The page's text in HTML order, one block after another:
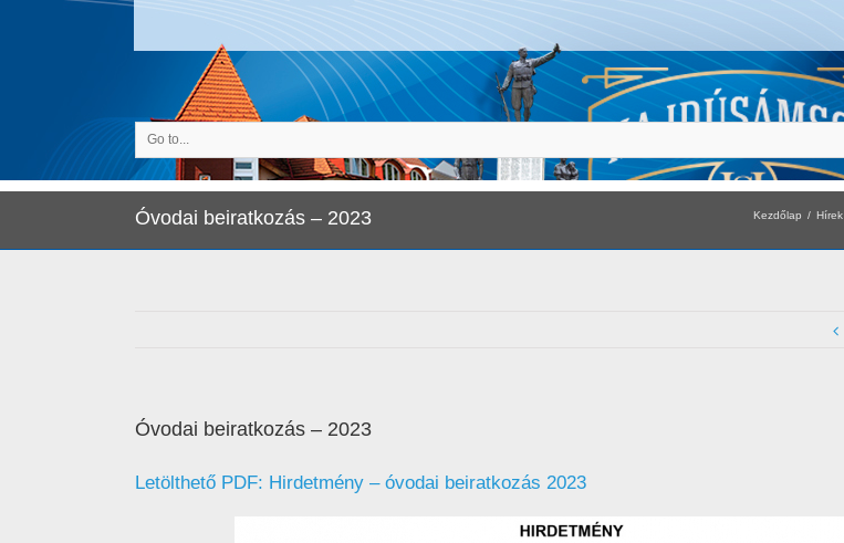
Go to...
Óvodai beiratkozás – 2023 Kezdőlap Hírek
Óvodai beiratkozás – 2023
Letölthető PDF: Hirdetmény – óvodai beiratkozás 2023